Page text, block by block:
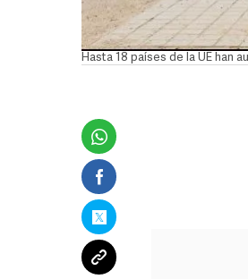
Hasta 18 países de la UE han